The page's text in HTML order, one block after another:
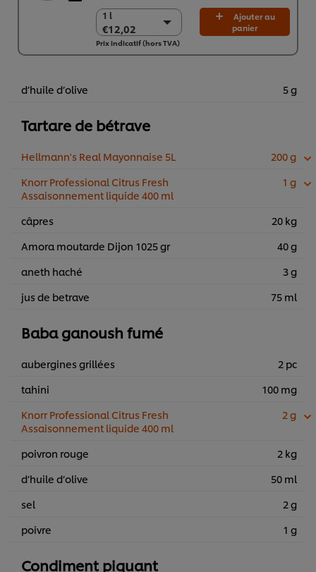
1 l
€12,02
1 l
€12,02
6 x 1 l
Ajouter au
panier
Prix indicatif (hors TVA)
d’huile d’olive 5 g
Tartare de bétrave
Hellmann's Real Mayonnaise 5L
200 g
Knorr Professional Citrus Fresh
Assaisonnement liquide 400 ml
1 g
câpres
20 kg
Amora moutarde Dijon 1025 gr
40 g
aneth haché
3 g
jus de betrave
75 ml
Baba ganoush fumé
aubergines grillées
2 pc
tahini
100 mg
Knorr Professional Citrus Fresh
Assaisonnement liquide 400 ml
2 g
poivron rouge
2 kg
d’huile d’olive
50 ml
sel
2 g
poivre
1 g
Condiment piquant